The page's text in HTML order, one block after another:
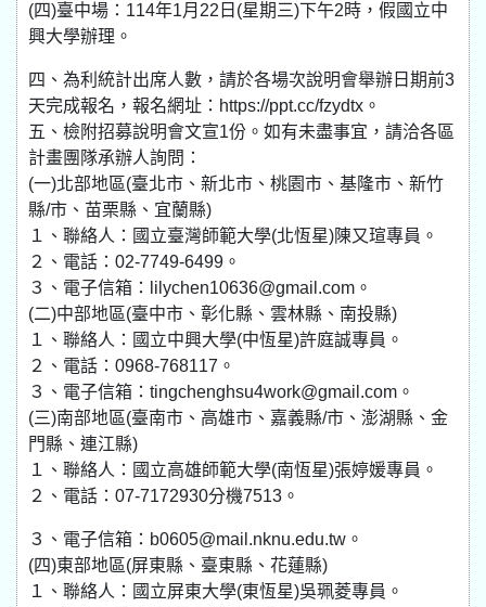
(四)臺中場：114年1月22日(星期三)下午2時，假國立中
興大學辦理。
四、為利統計出席人數，請於各場次說明會舉辦日期前3
天完成報名，報名網址：https://ppt.cc/fzydtx。
五、檢附招募說明會文宣1份。如有未盡事宜，請洽各區
計畫團隊承辦人詢問：
(一)北部地區(臺北市、新北市、桃園市、基隆市、新竹
縣/市、苗栗縣、宜蘭縣)
１、聯絡人：國立臺灣師範大學(北恆星)陳又瑄專員。
２、電話：02-7749-6499。
３、電子信箱：lilychen10636@gmail.com。
(二)中部地區(臺中市、彰化縣、雲林縣、南投縣)
１、聯絡人：國立中興大學(中恆星)許庭誠專員。
２、電話：0968-768117。
３、電子信箱：tingchenghsu4work@gmail.com。
(三)南部地區(臺南市、高雄市、嘉義縣/市、澎湖縣、金
門縣、連江縣)
１、聯絡人：國立高雄師範大學(南恆星)張婷媛專員。
２、電話：07-7172930分機7513。
３、電子信箱：b0605@mail.nknu.edu.tw。
(四)東部地區(屏東縣、臺東縣、花蓮縣)
１、聯絡人：國立屏東大學(東恆星)吳珮菱專員。